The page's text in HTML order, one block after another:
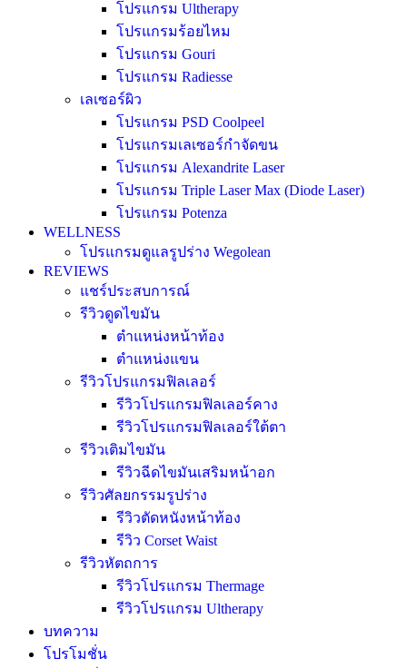
โปรแกรม Ultherapy
โปรแกรมร้อยไหม
โปรแกรม Gouri
โปรแกรม Radiesse
เลเซอร์ผิว
โปรแกรม PSD Coolpeel
โปรแกรมเลเซอร์กำจัดขน
โปรแกรม Alexandrite Laser
โปรแกรม Triple Laser Max (Diode Laser)
โปรแกรม Potenza
WELLNESS
โปรแกรมดูแลรูปร่าง Wegolean
REVIEWS
แชร์ประสบการณ์
รีวิวดูดไขมัน
ตำแหน่งหน้าท้อง
ตำแหน่งแขน
รีวิวโปรแกรมฟิลเลอร์
รีวิวโปรแกรมฟิลเลอร์คาง
รีวิวโปรแกรมฟิลเลอร์ใต้ตา
รีวิวเติมไขมัน
รีวิวฉีดไขมันเสริมหน้าอก
รีวิวศัลยกรรมรูปร่าง
รีวิวตัดหนังหน้าท้อง
รีวิว Corset Waist
รีวิวหัตถการ
รีวิวโปรแกรม Thermage
รีวิวโปรแกรม Ultherapy
บทความ
โปรโมชั่น